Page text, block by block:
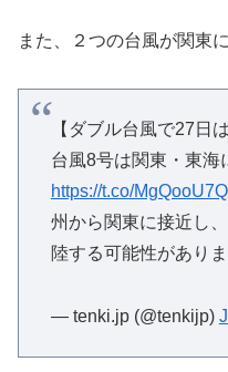
また、２つの台風が関東
【ダブル台風で27日
台風8号は関東・東海
https://t.co/
州から関東に接近し
陸する可能性がありま
— tenki.jp (@tenkijp)